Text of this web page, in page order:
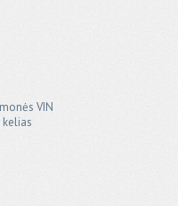
VIN
kelias